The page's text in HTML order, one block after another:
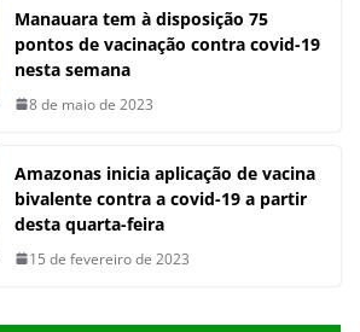
Manauara tem à disposição 75
pontos de vacinação contra covid-19
nesta semana
8 de maio de 2023
Amazonas inicia aplicação de vacina
bivalente contra a covid-19 a partir
desta quarta-feira
15 de fevereiro de 2023